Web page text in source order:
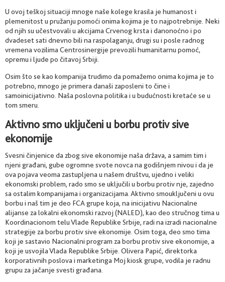
U ovoj teškoj situaciji mnoge naše kolege krasila je humanost i
plemenitost u pružanju pomoći onima kojima je to najpotrebnije. Neki
od njih su učestvovali u akcijama Crvenog krsta i danonoćno i po
dvadeset sati dnevno bili na raspolaganju, drugi su i posle radnog
vremena vozilima Centrosinergije prevozili humanitarnu pomoć,
opremu i ljude po čitavoj Srbiji.
Osim što se kao kompanija trudimo da pomažemo onima kojima je to
potrebno, mnogo je primera današi zaposleni to čine i
samoinicijativno. Naša poslovna politika i u budućnosti kretaće se u
tom smeru.
Aktivno smo uključeni u borbu protiv sive
ekonomije
Svesni činjenice da zbog sive ekonomije naša država, a samim tim i
njeni građani, gube ogromne svote novca na godišnjem nivou i da je
ova pojava veoma zastupljena u našem društvu, ujedno i veliki
ekonomski problem, rado smo se uključili u borbu protiv nje, zajedno
sa ostalim kompanijama i organizacijama. Aktivno smouključeni u ovu
borbu i naš tim je deo FCA grupe koja, na inicijativu Nacionalne
alijanse za lokalni ekonomski razvoj (NALED), kao deo stručnog tima u
Koordinacionom telu Vlade Republike Srbije, radi na izradi nacionalne
strategije za borbu protiv sive ekonomije. Osim toga, deo smo tima
koji je sastavio Nacionalni program za borbu protiv sive ekonomije, a
koji je usvojila Vlada Republike Srbije. Olivera Papić, direktorka
korporativnih poslova i marketinga Moj kiosk grupe, vodila je radnu
grupu za jačanje svesti građana.